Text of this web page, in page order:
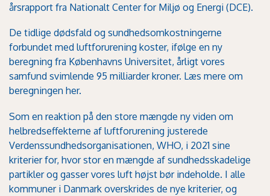
årsrapport fra Nationalt Center for Miljø og Energi (DCE).
De tidlige dødsfald og sundhedsomkostningerne
forbundet med luftforurening koster, ifølge en ny
beregning fra Københavns Universitet, årligt vores
samfund svimlende 95 milliarder kroner. Læs mere om
beregningen her.
Som en reaktion på den store mængde ny viden om
helbredseffekterne af luftforurening justerede
Verdenssundhedsorganisationen, WHO, i 2021 sine
kriterier for, hvor stor en mængde af sundhedsskadelige
partikler og gasser vores luft højst bør indeholde. I alle
kommuner i Danmark overskrides de nye kriterier, og